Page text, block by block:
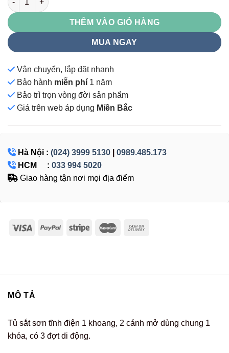
THÊM VÀO GIỎ HÀNG
MUA NGAY
Vận chuyển, lắp đặt nhanh
Bảo hành miễn phí 1 năm
Bảo trì trọn vòng đời sản phẩm
Giá trên web áp dụng Miền Bắc
Hà Nội : (024) 3999 5130
0989.485.173
HCM : 033 994 5020
Giao hàng tận nơi mọi địa điểm
MÔ TẢ
Tủ sắt sơn tĩnh điện 1 khoang, 2 cánh mở dùng chung 1
khóa, có 3 đợt di động.